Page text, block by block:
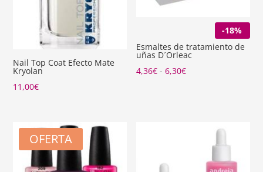
Nail Top Coat Efecto Mate
Kryolan
11,00€
-18%
Esmaltes de tratamiento de
uñas D´Orleac
4,36€ - 6,30€Rango
6,30€
OFERTA